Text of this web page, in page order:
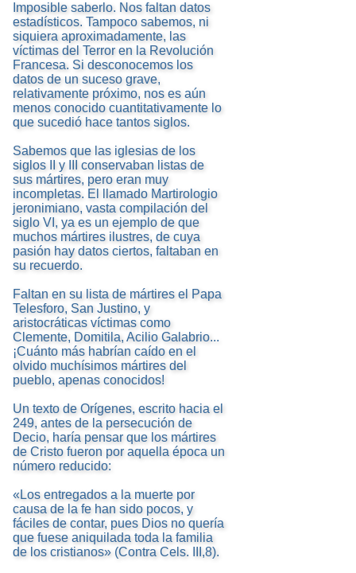
Imposible saberlo. Nos faltan datos
estadísticos. Tampoco sabemos, ni
siquiera aproximadamente, las
víctimas del Terror en la Revolución
Francesa. Si desconocemos los
datos de un suceso grave,
relativamente próximo, nos es aún
menos conocido cuantitativamente lo
que sucedió hace tantos siglos.
Sabemos que las iglesias de los
siglos II y III conservaban listas de
sus mártires, pero eran muy
incompletas. El llamado Martirologio
jeronimiano, vasta compilación del
siglo VI, ya es un ejemplo de que
muchos mártires ilustres, de cuya
pasión hay datos ciertos, faltaban en
su recuerdo.
Faltan en su lista de mártires el Papa
Telesforo, San Justino, y
aristocráticas víctimas como
Clemente, Domitila, Acilio Galabrio...
¡Cuánto más habrían caído en el
olvido muchísimos mártires del
pueblo, apenas conocidos!
Un texto de Orígenes, escrito hacia el
249, antes de la persecución de
Decio, haría pensar que los mártires
de Cristo fueron por aquella época un
número reducido:
«Los entregados a la muerte por
causa de la fe han sido pocos, y
fáciles de contar, pues Dios no quería
que fuese aniquilada toda la familia
de los cristianos» (Contra Cels. III,8).